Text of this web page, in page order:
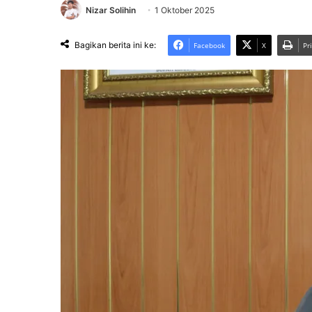
Nizar Solihin 1 Oktober 2025
Bagikan berita ini ke: Facebook X